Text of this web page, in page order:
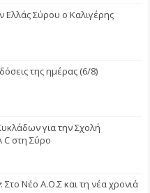
Ελλάς Σύρου ο Καλιγέρης
της ημέρας (6/8)
για την Σχολή
στη Σύρο
Στο Νέο Α.Ο.Σ και τη νέα χρονιά